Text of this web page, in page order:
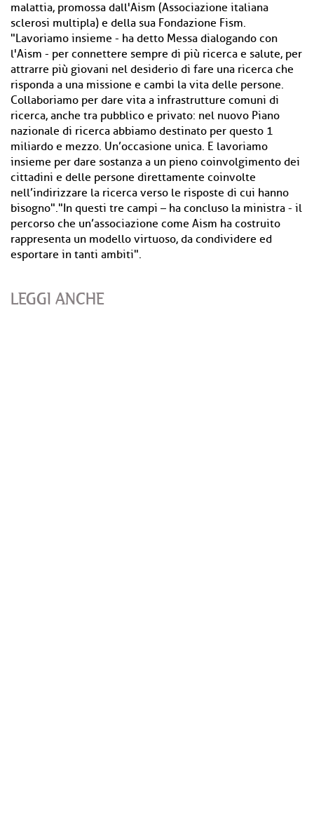
malattia, promossa dall'Aism (Associazione italiana
sclerosi multipla) e della sua Fondazione Fism.
"Lavoriamo insieme - ha detto Messa dialogando con
l'Aism - per connettere sempre di più ricerca e salute, per
attrarre più giovani nel desiderio di fare una ricerca che
risponda a una missione e cambi la vita delle persone.
Collaboriamo per dare vita a infrastrutture comuni di
ricerca, anche tra pubblico e privato: nel nuovo Piano
nazionale di ricerca abbiamo destinato per questo 1
miliardo e mezzo. Un’occasione unica. E lavoriamo
insieme per dare sostanza a un pieno coinvolgimento dei
cittadini e delle persone direttamente coinvolte
nell’indirizzare la ricerca verso le risposte di cui hanno
bisogno"."In questi tre campi – ha concluso la ministra - il
percorso che un’associazione come Aism ha costruito
rappresenta un modello virtuoso, da condividere ed
esportare in tanti ambiti".
LEGGI ANCHE